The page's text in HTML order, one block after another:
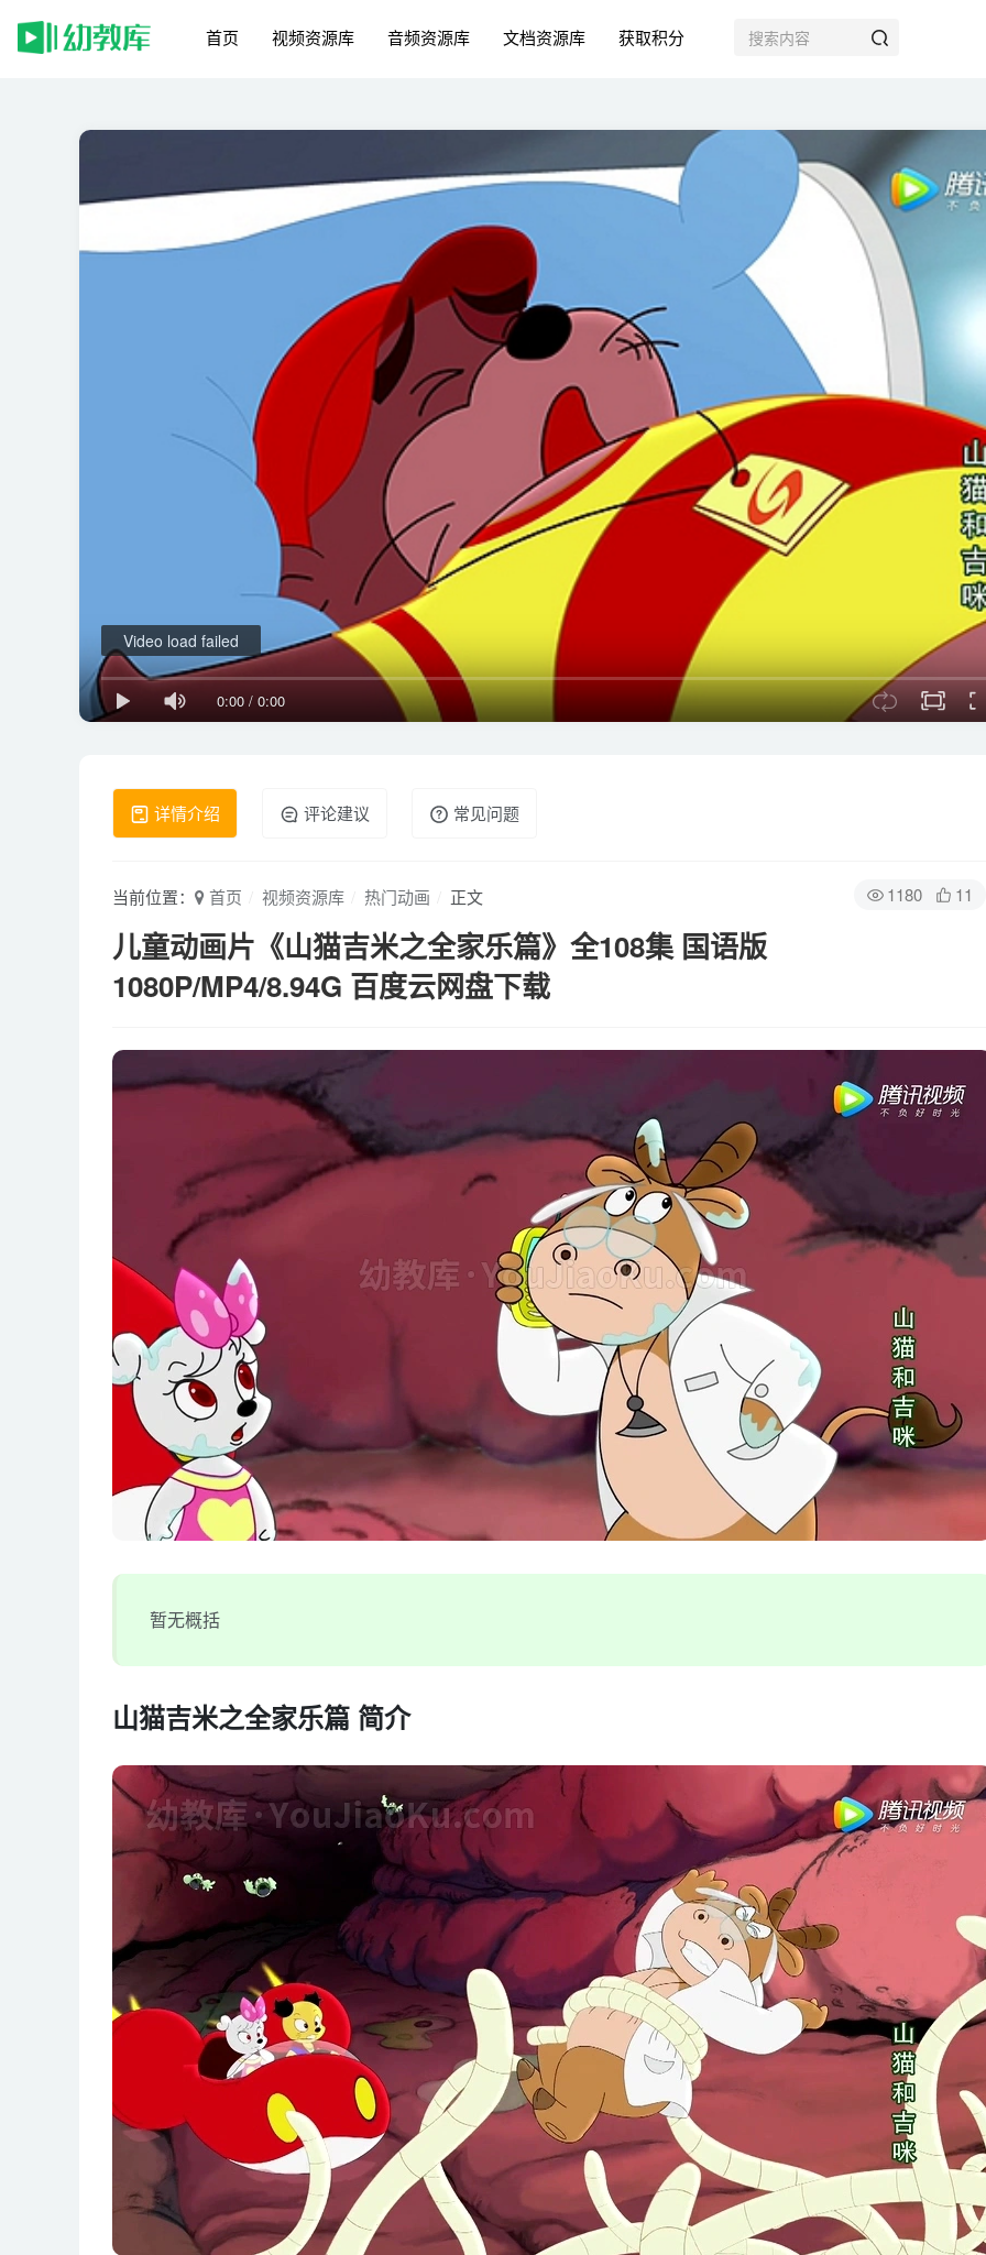
首页 视频资源库 音频资源库 文档资源库 获取积分
0:00 / 0:00
Video load failed
详情介绍 评论建议 常见问题
1180 11
当前位置： 首页 视频资源库 热门动画 正文
儿童动画片《山猫吉米之全家乐篇》全108集 国语版
1080P/MP4/8.94G 百度云网盘下载
暂无概括
山猫吉米之全家乐篇 简介